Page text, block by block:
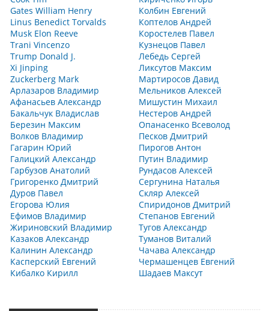
Gates William Henry
Linus Benedict Torvalds
Musk Elon Reeve
Trani Vincenzo
Trump Donald J.
Xi Jinping
Zuckerberg Mark
Арлазаров Владимир
Афанасьев Александр
Бакальчук Владислав
Березин Максим
Волков Владимир
Гагарин Юрий
Галицкий Александр
Гарбузов Анатолий
Григоренко Дмитрий
Дуров Павел
Егорова Юлия
Ефимов Владимир
Жириновский Владимир
Казаков Александр
Калинин Александр
Касперский Евгений
Кибалко Кирилл
Колбин Евгений
Коптелов Андрей
Коростелев Павел
Кузнецов Павел
Лебедь Сергей
Ликсутов Максим
Мартиросов Давид
Мельников Алексей
Мишустин Михаил
Нестеров Андрей
Опанасенко Всеволод
Песков Дмитрий
Пирогов Антон
Путин Владимир
Рундасов Алексей
Сергунина Наталья
Скляр Алексей
Спиридонов Дмитрий
Степанов Евгений
Тугов Александр
Туманов Виталий
Чачава Александр
Чермашенцев Евгений
Шадаев Максут